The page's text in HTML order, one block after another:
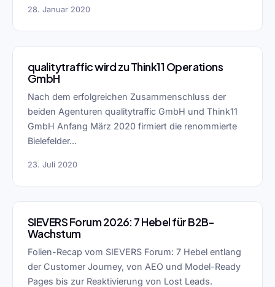
28. Januar 2020
qualitytraffic wird zu Think11 Operations
GmbH
Nach dem erfolgreichen Zusammenschluss der
beiden Agenturen qualitytraffic GmbH und Think11
GmbH Anfang März 2020 firmiert die renommierte
Bielefelder...
23. Juli 2020
SIEVERS Forum 2026: 7 Hebel für B2B-
Wachstum
Folien-Recap vom SIEVERS Forum: 7 Hebel entlang
der Customer Journey, von AEO und Model-Ready
Pages bis zur Reaktivierung von Lost Leads.